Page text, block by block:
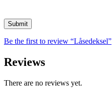
Be the first to review “Låsedeksel”
Reviews
There are no reviews yet.